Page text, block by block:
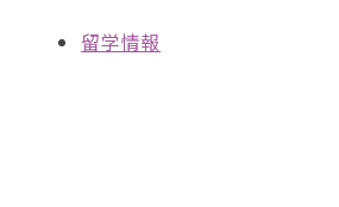
留学情報